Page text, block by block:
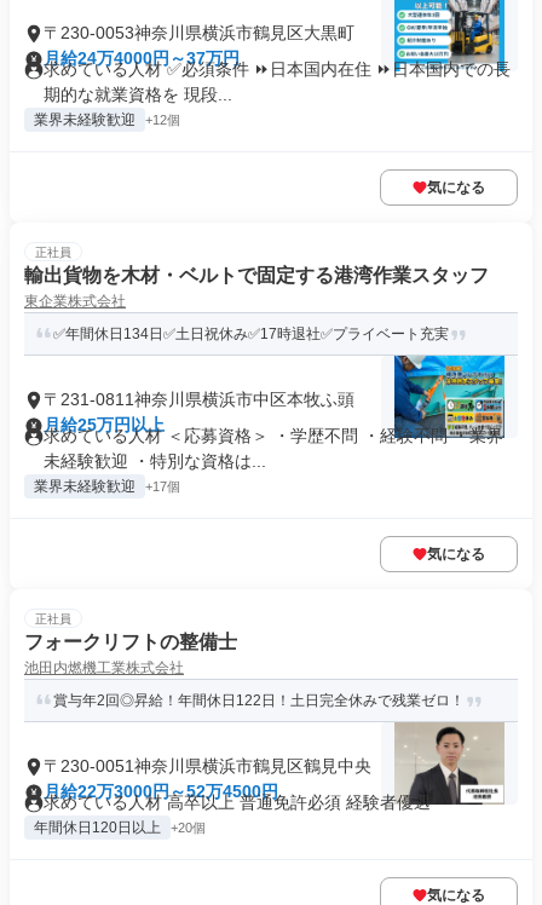
〒230-0053神奈川県横浜市鶴見区大黒町
月給24万4000円～37万円
求めている人材 ✅必須条件 ⏩日本国内在住 ⏩日本国内での長
期的な就業資格を 現段...
業界未経験歓迎 +12個
気になる
正社員
輸出貨物を木材・ベルトで固定する港湾作業スタッフ
東企業株式会社
✅年間休日134日✅土日祝休み✅17時退社✅プライベート充実
〒231-0811神奈川県横浜市中区本牧ふ頭
月給25万円以上
求めている人材 ＜応募資格＞ ・学歴不問 ・経験不問 ・業界
未経験歓迎 ・特別な資格は...
業界未経験歓迎 +17個
気になる
正社員
フォークリフトの整備士
池田内燃機工業株式会社
賞与年2回◎昇給！年間休日122日！土日完全休みで残業ゼロ！
〒230-0051神奈川県横浜市鶴見区鶴見中央
月給22万3000円～52万4500円
求めている人材 高卒以上 普通免許必須 経験者優遇
年間休日120日以上 +20個
気になる